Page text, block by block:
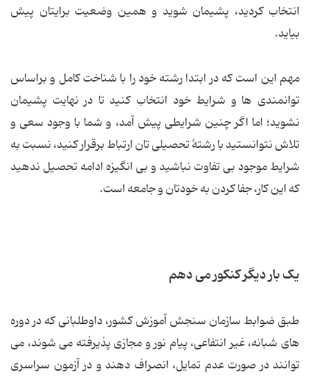
انتخاب کردید، پشیمان شوید و همین وضعیت برایتان پیش
بیاید.
مهم این است که در ابتدا رشته خود را با شناخت کامل و براساس
توانمندی ها و شرایط خود انتخاب کنید تا در نهایت پشیمان
نشوید؛ اما اگر چنین شرایطی پیش آمد، و شما با وجود سعی و
تلاش نتوانستید با رشتۀ تحصیلی تان ارتباط برقرار کنید، نسبت به
شرایط موجود بی تفاوت نباشید و بی انگیزه ادامه تحصیل ندهید
که این کار، جفا کردن به خودتان و جامعه است.
یک بار دیگر کنکور می دهم
طبق ضوابط سازمان سنجش آموزش کشور، داوطلبانی که در دوره
های شبانه، غیر انتفاعی، پیام نور و مجازی پذیرفته می شوند، می
توانند در صورت عدم تمایل، انصراف دهند و در آزمون سراسری